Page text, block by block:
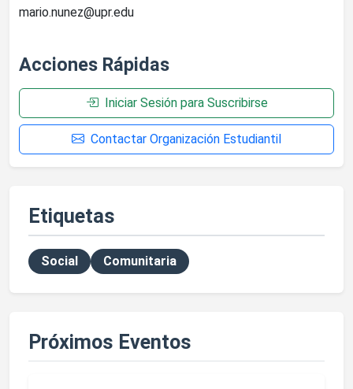
mario.nunez@upr.edu
Acciones Rápidas
Iniciar Sesión para Suscribirse
Contactar Organización Estudiantil
Etiquetas
Social Comunitaria
Próximos Eventos